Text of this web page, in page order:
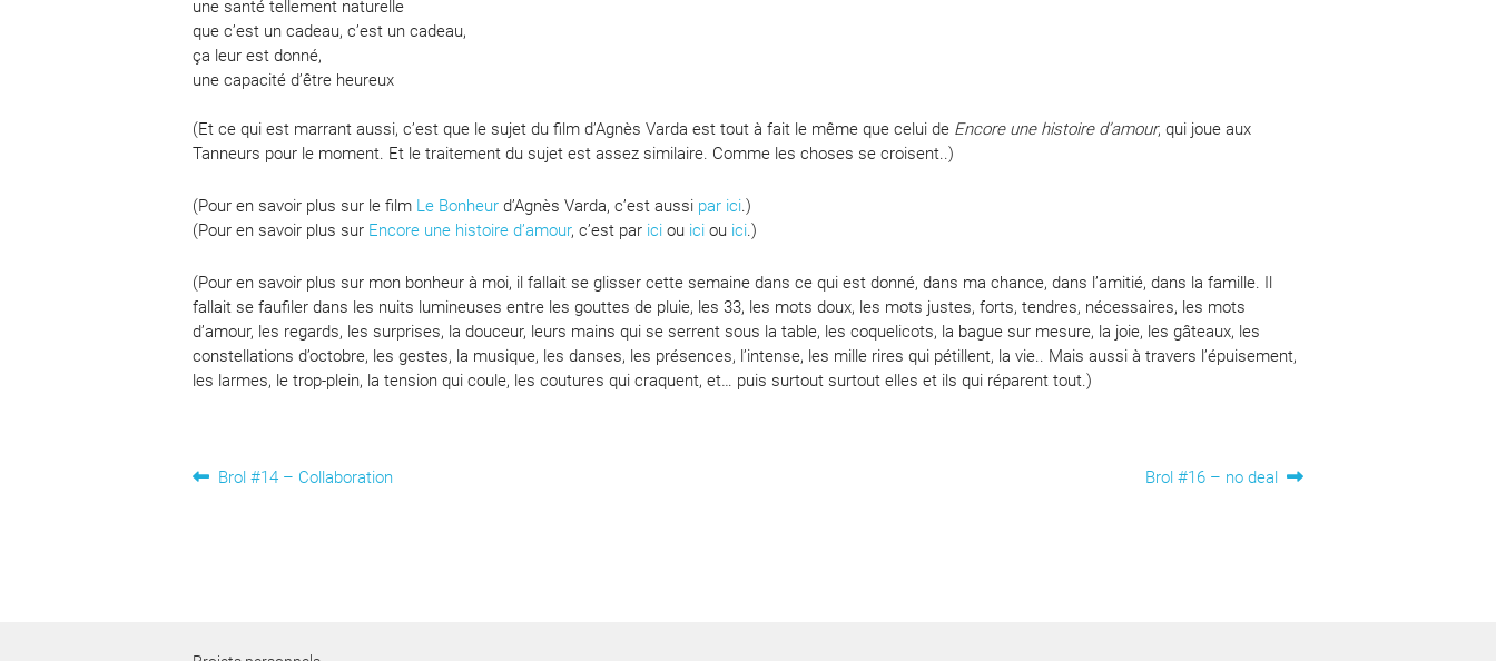
une santé tellement naturelle
que c’est un cadeau, c’est un cadeau,
ça leur est donné,
une capacité d’être heureux
(Et ce qui est marrant aussi, c’est que le sujet du film d’Agnès Varda est tout à fait le même que celui de Encore une histoire d’amour, qui joue aux
Tanneurs pour le moment. Et le traitement du sujet est assez similaire. Comme les choses se croisent..)
(Pour en savoir plus sur le film Le Bonheur d’Agnès Varda, c’est aussi par ici.)
(Pour en savoir plus sur Encore une histoire d’amour, c’est par ici ou ici ou ici.)
(Pour en savoir plus sur mon bonheur à moi, il fallait se glisser cette semaine dans ce qui est donné, dans ma chance, dans l’amitié, dans la famille. Il
fallait se faufiler dans les nuits lumineuses entre les gouttes de pluie, les 33, les mots doux, les mots justes, forts, tendres, nécessaires, les mots
d’amour, les regards, les surprises, la douceur, leurs mains qui se serrent sous la table, les coquelicots, la bague sur mesure, la joie, les gâteaux, les
constellations d’octobre, les gestes, la musique, les danses, les présences, l’intense, les mille rires qui pétillent, la vie.. Mais aussi à travers l’épuisement,
les larmes, le trop-plein, la tension qui coule, les coutures qui craquent, et… puis surtout surtout elles et ils qui réparent tout.)
Navigation
Article
Brol #14 – Collaboration
Article
Brol #16 – no deal